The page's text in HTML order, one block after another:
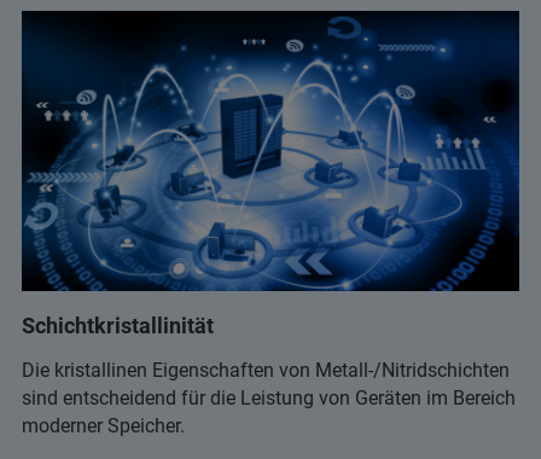
Schichtkristallinität
Die kristallinen Eigenschaften von Metall-/Nitridschichten
sind entscheidend für die Leistung von Geräten im Bereich
moderner Speicher.